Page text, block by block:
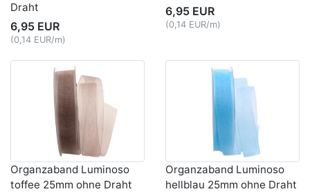
Draht
6,95 EUR
(0,14 EUR/m)
6,95 EUR
(0,14 EUR/m)
Organzaband Luminoso
toffee 25mm ohne Draht
Organzaband Luminoso
hellblau 25mm ohne Draht